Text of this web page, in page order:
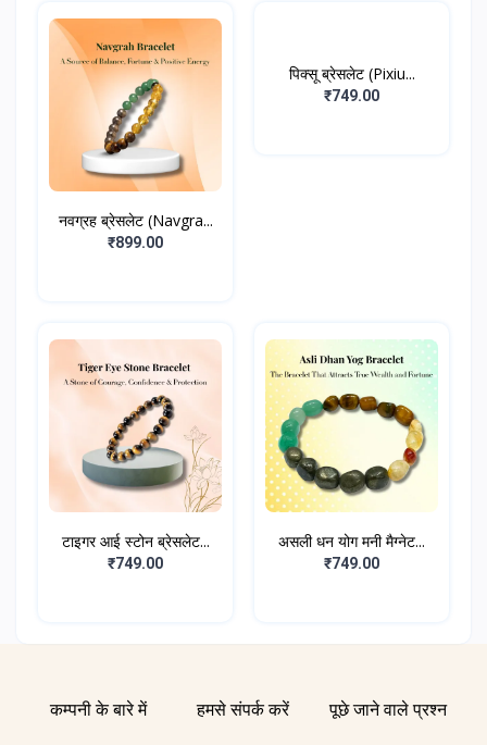
नवग्रह ब्रेसलेट (Navgra...
₹899.00
पिक्सू ब्रेसलेट (Pixiu...
₹749.00
टाइगर आई स्टोन ब्रेसलेट...
₹749.00
असली धन योग मनी मैग्नेट...
₹749.00
कम्पनी के बारे में हमसे संपर्क करें पूछे जाने वाले प्रश्न